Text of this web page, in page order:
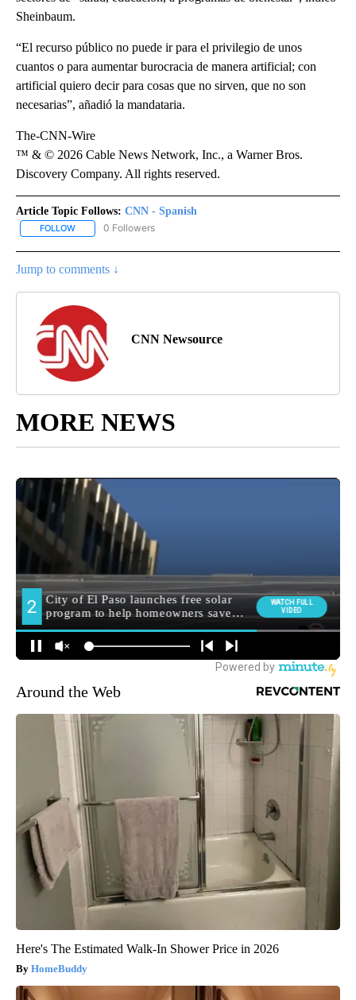
Sheinbaum.
“El recurso público no puede ir para el privilegio de unos
cuantos o para aumentar burocracia de manera artificial; con
artificial quiero decir para cosas que no sirven, que no son
necesarias”, añadió la mandataria.
The-CNN-Wire
™ & © 2026 Cable News Network, Inc., a Warner Bros.
Discovery Company. All rights reserved.
Article Topic Follows: CNN - Spanish
FOLLOW FOLLOW "CNN - SPANISH" TO RECEIVE NOTIFICATIONS ABOUT
0 Followers
Jump to comments ↓
CNN Newsource
MORE NEWS
Around the Web
Here's The Estimated Walk-In Shower Price in 2026
HomeBuddy